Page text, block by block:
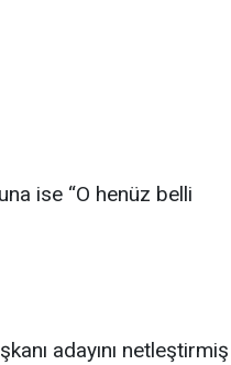
ise “O henüz belli
adayını netleştirmiş